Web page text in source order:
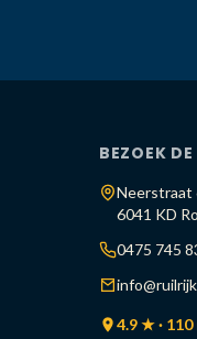
BEZOEK
Neerstraat
6041 KD
0475 745
4.9 ★ ·